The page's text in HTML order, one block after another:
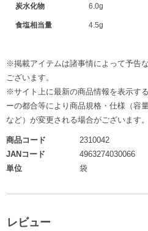
商品コード
2310042
JANコード
4963274030066
単位
袋
炭水化物 6.0g
食塩相当量 4.5g
※掲載アイテムは諸事情によって予告
ございます。
※サイト上に最新の商品情報を表示す
ーの都合等により商品規格・仕様（容
など）が変更される場合がございます。
レビュー